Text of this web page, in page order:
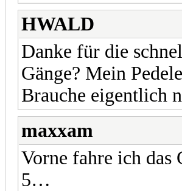
HWALD
Danke für die
Gänge? Mein
Brauche eigentlich
maxxam
Vorne fahre ich das
5…